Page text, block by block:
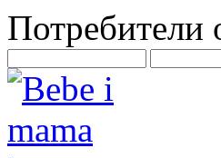
Потребители